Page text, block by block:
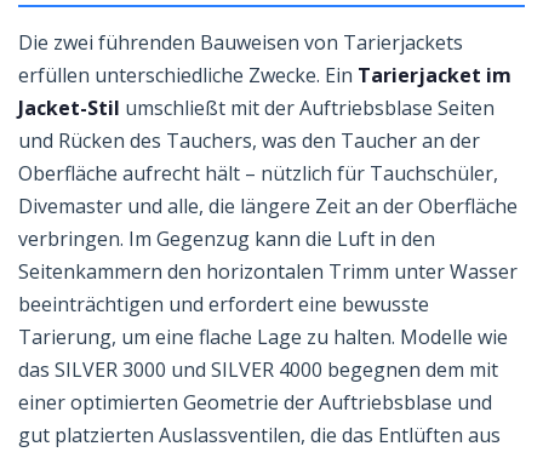
Die zwei führenden Bauweisen von Tarierjackets
erfüllen unterschiedliche Zwecke. Ein Tarierjacket im
Jacket-Stil umschließt mit der Auftriebsblase Seiten
und Rücken des Tauchers, was den Taucher an der
Oberfläche aufrecht hält – nützlich für Tauchschüler,
Divemaster und alle, die längere Zeit an der Oberfläche
verbringen. Im Gegenzug kann die Luft in den
Seitenkammern den horizontalen Trimm unter Wasser
beeinträchtigen und erfordert eine bewusste
Tarierung, um eine flache Lage zu halten. Modelle wie
das SILVER 3000 und SILVER 4000 begegnen dem mit
einer optimierten Geometrie der Auftriebsblase und
gut platzierten Auslassventilen, die das Entlüften aus